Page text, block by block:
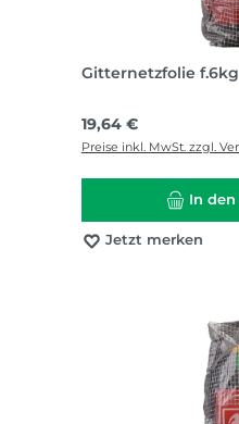
Gitternetzfolie
Regulärer Preis:
19,64 €
Preise inkl. MwSt. zzgl.
In
Jetzt merken